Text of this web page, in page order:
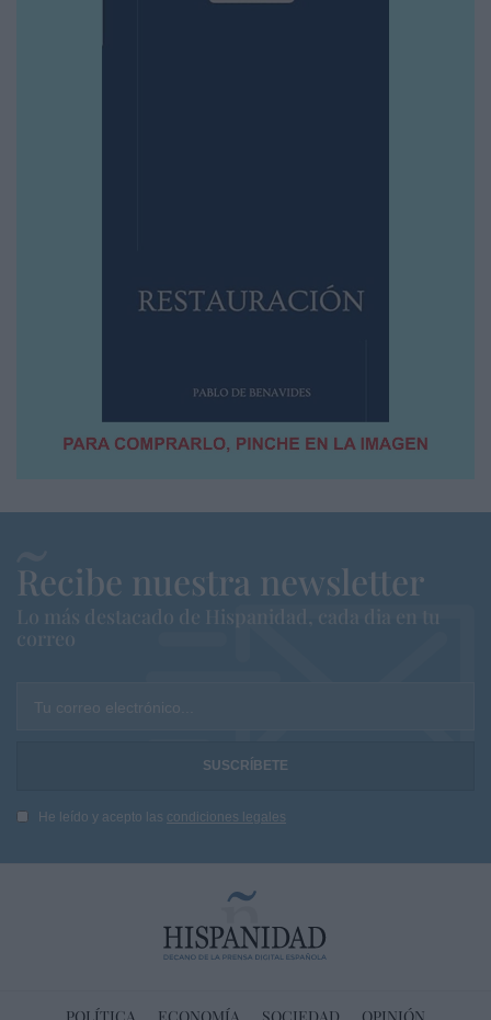
Recibe nuestra newsletter
Lo más destacado de Hispanidad, cada dia en tu
correo
Tu correo electrónico...
He leído y acepto las condiciones legales